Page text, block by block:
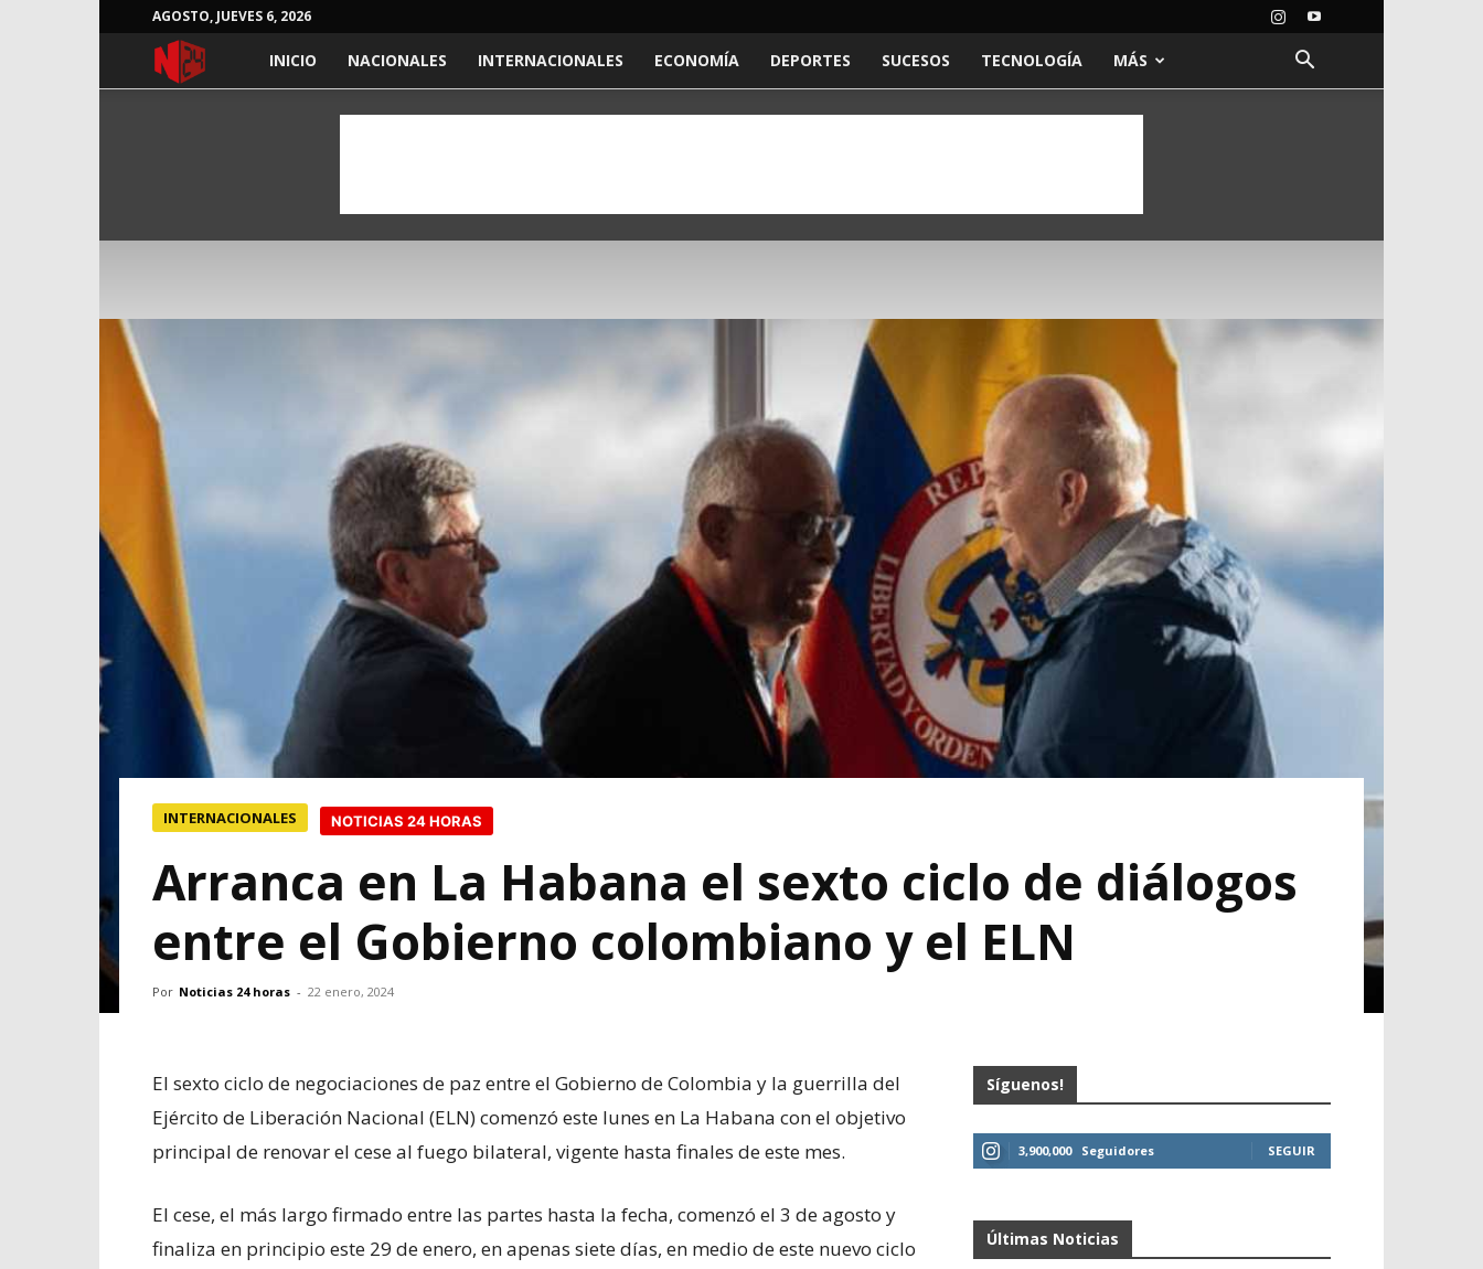
AGOSTO, JUEVES 6, 2026
NOTICIASINICIO NACIONALES INTERNACIONALES ECONOMÍA DEPORTES SUCESOS TECNOLOGÍA MÁS
INTERNACIONALES NOTICIAS 24 HORAS
Arranca en La Habana el sexto ciclo de diálogos
entre el Gobierno colombiano y el ELN
Por Noticias 24 horas - 22 enero, 2024
El sexto ciclo de negociaciones de paz entre el Gobierno de Colombia y la guerrilla del
Ejército de Liberación Nacional (ELN) comenzó este lunes en La Habana con el objetivo
principal de renovar el cese al fuego bilateral, vigente hasta finales de este mes.
El cese, el más largo firmado entre las partes hasta la fecha, comenzó el 3 de agosto y
finaliza en principio este 29 de enero, en apenas siete días, en medio de este nuevo ciclo
Síguenos!
3,900,000 Seguidores SEGUIR
Últimas Noticias